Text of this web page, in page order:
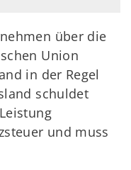
über die
Union
in der Regel
schuldet
und muss